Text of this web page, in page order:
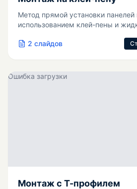
Метод прямой установки панелей
использованием клей-пены и
2 слайдов
Ошибка загрузки
Монтаж с Т-профилем